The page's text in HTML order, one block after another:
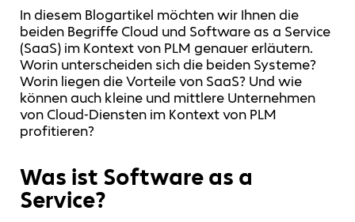
In diesem Blogartikel möchten wir Ihnen die
beiden Begriffe Cloud und Software as a Service
(SaaS) im Kontext von PLM genauer erläutern.
Worin unterscheiden sich die beiden Systeme?
Worin liegen die Vorteile von SaaS? Und wie
können auch kleine und mittlere Unternehmen
von Cloud-Diensten im Kontext von PLM
profitieren?
Was ist Software as a
Service?